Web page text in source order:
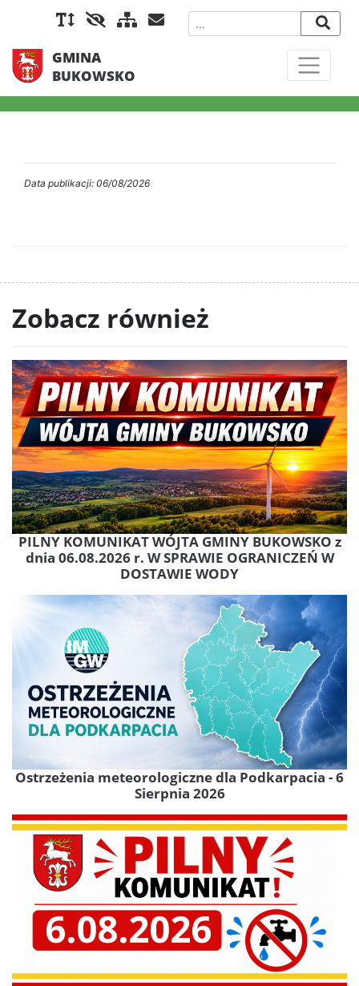
GMINA
BUKOWSKO
Data publikacji: 06/08/2026
Zobacz również
PILNY KOMUNIKAT WÓJTA GMINY BUKOWSKO z
dnia 06.08.2026 r. W SPRAWIE OGRANICZEŃ W
DOSTAWIE WODY
Ostrzeżenia meteorologiczne dla Podkarpacia - 6
Sierpnia 2026